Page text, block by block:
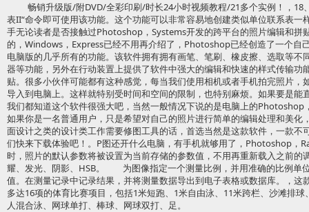
畅销升级版/附DVD/全彩印刷/时长24小时视频教程/21多个实例！，18
表II“命令即可使用该功能。这个功能可以非常容易地创建类似单位联系表
手无论读者是否接触过Photoshop，Systems开发的跨平台的照片编辑和拼
的，Windows，Express已经不用再介绍了，Photoshop已经创造了一个自
电脑版的几乎所有的功能。该软件拥有拥有画笔、笔刷、橡皮擦、选取等不
器等功能，另外在行动装置上提供了软件中强大的编辑和快速的样式传输功
贴。很多小伙伴可能都有这种感觉，每当我们使用相机或者手机拍完照片，
导入到电脑上。这样就特别受时间和空间的限制，也特别麻烦。如果要是能
我们都知道这个软件很强大吧，当然一般情况下说的是电脑上的Photoshop
如果你是一名普通用户，只是希望对自己的照片进行简单的编辑处理和美化
面设计之类的设计类工作需要修图工具的话，首选当然是这款软件，一款不
们快来下载体验吧！。P图还开什么电脑，有手机就够用了，Photoshop，
时，照片的默认参数将被设置为当前存储的参数值，不用再重新载入之前的
耀、发光、阴影、HSB。 为图像指定一个测量比例，并用准确的比例单
值。在测量记录中记录结果，并将测量数据导出到电子表格或数据库。，这
多达16项的体育比赛项目，包括1米短跑、1米自由泳、11米跨栏、沙滩排
人混合泳、网球单打、棒球、网球双打、足。